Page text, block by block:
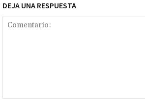
DEJA UNA RESPUESTA